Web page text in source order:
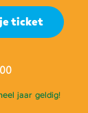
ticket
jaar geldig!